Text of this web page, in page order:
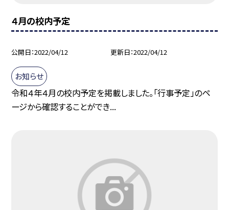
４月の校内予定
公開日 2022/04/12 更新日 2022/04/12
お知らせ
令和４年４月の校内予定を掲載しました。「行事予定」のペ
ージから確認することができ...